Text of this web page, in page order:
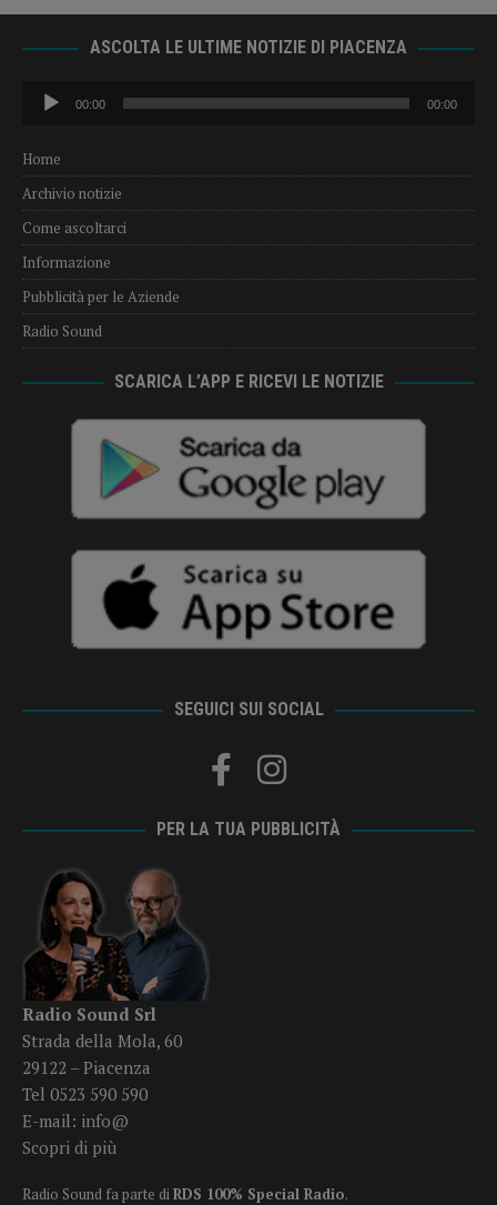
ASCOLTA LE ULTIME NOTIZIE DI PIACENZA
Audio
Player
00:00 00:00
Home
Archivio notizie
Come ascoltarci
Informazione
Pubblicità per le Aziende
Radio Sound
SCARICA L’APP E RICEVI LE NOTIZIE
SEGUICI SUI SOCIAL
PER LA TUA PUBBLICITÀ
Radio Sound Srl
Strada della Mola, 60
29122 – Piacenza
Tel 0523 590 590
E-mail: info@
Scopri di più
Radio Sound fa parte diRDS 100% Special Radio.